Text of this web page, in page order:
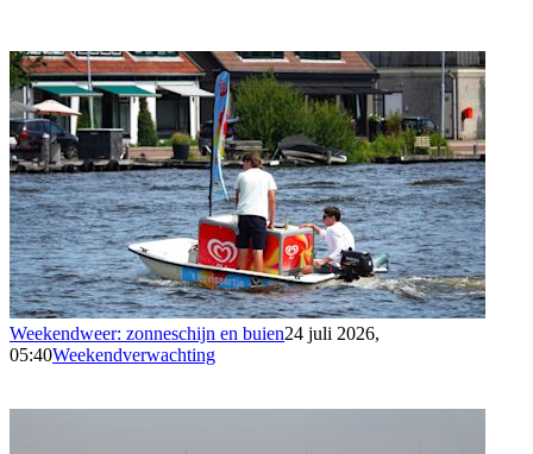
Weekendweer: zonneschijn en buien24 juli 2026,
05:40Weekendverwachting